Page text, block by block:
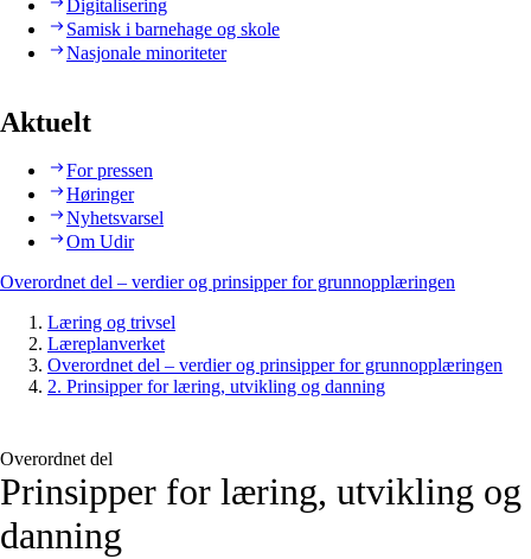
Digitalisering
Samisk i barnehage og skole
Nasjonale minoriteter
Aktuelt
For pressen
Høringer
Nyhetsvarsel
Om Udir
Overordnet del – verdier og prinsipper for grunnopplæringen
Læring og trivsel
Læreplanverket
Overordnet del – verdier og prinsipper for grunnopplæringen
2. Prinsipper for læring, utvikling og danning
Overordnet del
Prinsipper for læring, utvikling og
danning